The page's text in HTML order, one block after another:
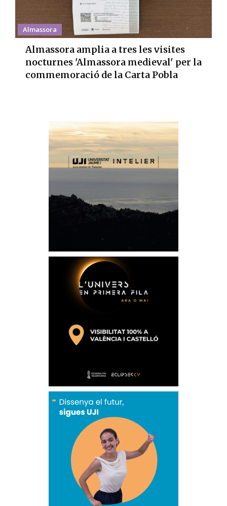
Almassora
Almassora amplia a tres les visites
nocturnes 'Almassora medieval' per la
commemoració de la Carta Pobla